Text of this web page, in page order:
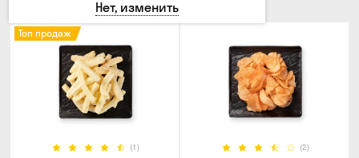
(1)
Топ продаж
(2)
Нет, изменить